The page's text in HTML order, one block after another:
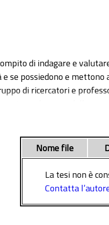
di indagare e
se possiedono e
di ricercatori e
da parte delle
adeguatezza rispetto
a tutto il
il concetto di azienda,
e la conseguente
e di debolezza.
Nome file
La tesi non è
Contatta